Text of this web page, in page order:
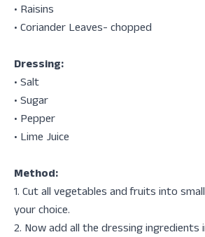
• ⁠Raisins
• Coriander Leaves- chopped
Dressing:
• ⁠Salt
• ⁠Sugar
• ⁠Pepper
• ⁠⁠Lime Juice
Method:
1. Cut all vegetables and fruits into
your choice.
2. ⁠Now add all the dressing